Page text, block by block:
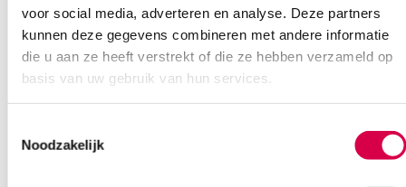
voor social media, adverteren en analyse. Deze partners
kunnen deze gegevens combineren met andere informatie
die u aan ze heeft verstrekt of die ze hebben verzameld op
basis van uw gebruik van hun services.
Noodzakelijk